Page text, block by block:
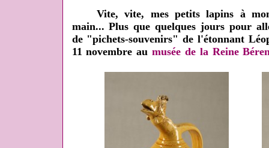
Vite, vite, mes petits lapins à
main... Plus que quelques jours pour
de "pichets-souvenirs" de l'étonnant
11 novembre aumusée de la Reine